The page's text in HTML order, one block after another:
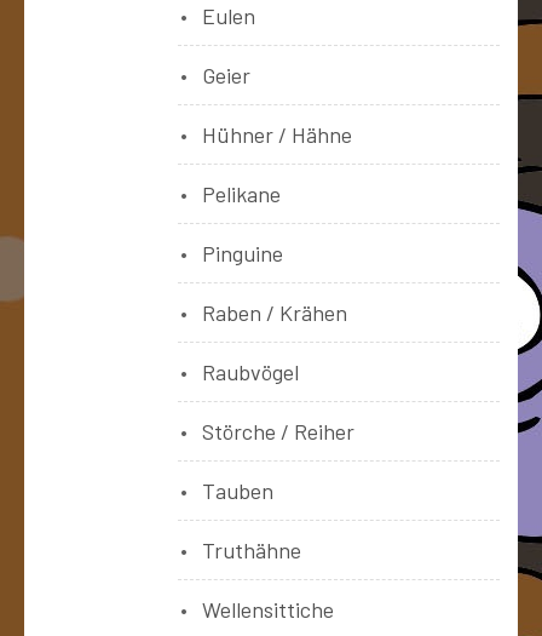
Eulen
Geier
Hühner / Hähne
Pelikane
Pinguine
Raben / Krähen
Raubvögel
Störche / Reiher
Tauben
Truthähne
Wellensittiche